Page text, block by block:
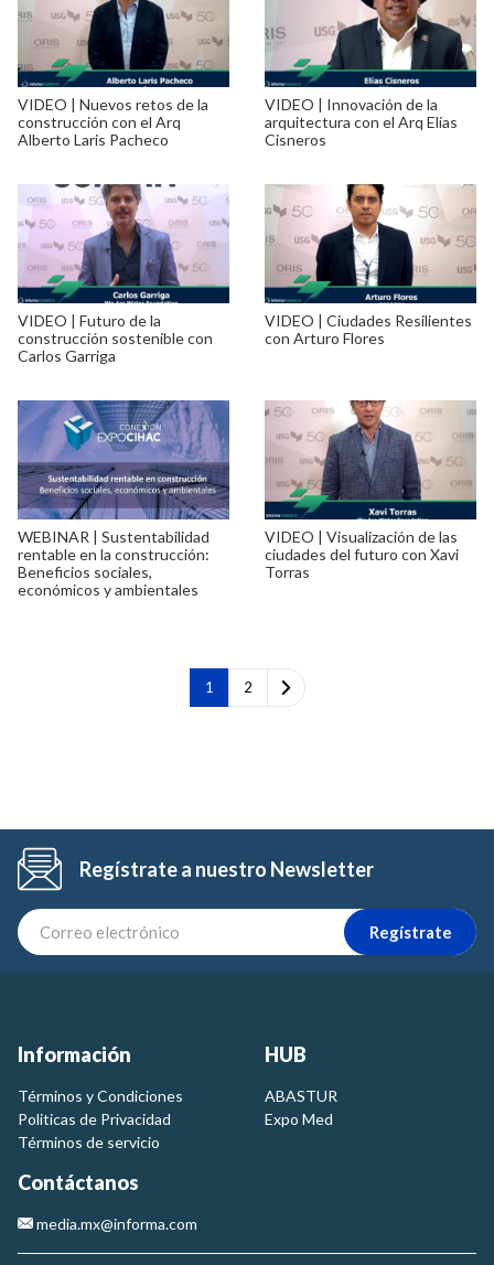
VIDEO | Nuevos retos de la
construcción con el Arq
Alberto Laris Pacheco
VIDEO | Innovación de la
arquitectura con el Arq Elías
Cisneros
VIDEO | Futuro de la
construcción sostenible con
Carlos Garriga
VIDEO | Ciudades Resilientes
con Arturo Flores
WEBINAR | Sustentabilidad
rentable en la construcción:
Beneficios sociales,
económicos y ambientales
VIDEO | Visualización de las
ciudades del futuro con Xavi
Torras
1 2
Regístrate a nuestro Newsletter
Regístrate
Información
Términos y Condiciones
Politicas de Privacidad
Términos de servicio
HUB
ABASTUR
Expo Med
Contáctanos
media.mx@informa.com